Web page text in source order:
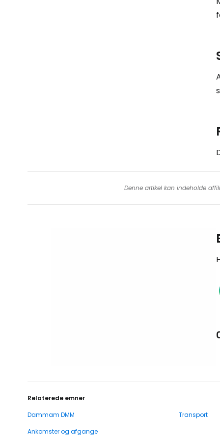
Denne artikel kan indeholde
Relaterede emner
Dammam DMM
Transport
Ankomster og afgange